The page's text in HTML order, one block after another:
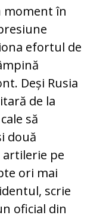
moment în
efortul de
Deși Rusia
de la
să
două
artilerie pe
ori mai
scrie
oficial din